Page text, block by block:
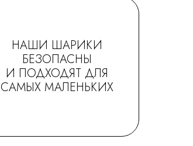
НАШИ ШАРИКИ
БЕЗОПАСНЫ
И ПОДХОДЯТ ДЛЯ
САМЫХ МАЛЕНЬКИХ